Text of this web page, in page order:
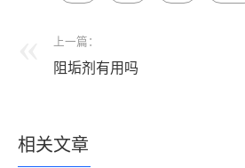
上一篇：
阻垢剂有用吗
相关文章